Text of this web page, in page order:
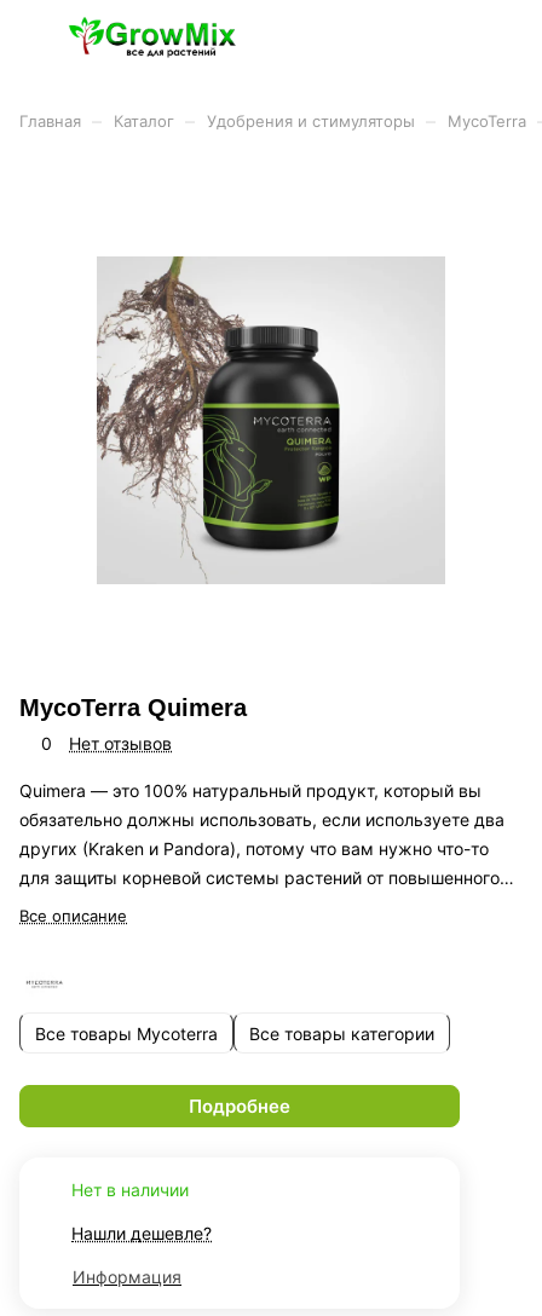
Главная Каталог Удобрения и стимуляторы MycoTerra
MycoTerra Quimera
0 Нет отзывов
Quimera — это 100% натуральный продукт, который вы
обязательно должны использовать, если используете два
других (Kraken и Pandora), потому что вам нужно что-то
для защиты корневой системы растений от повышенного
уровня микробной жизни, вызванного другими
Все описание
Все товары Mycoterra Все товары категории
Подробнее
Нет в наличии
Нашли дешевле?
Информация